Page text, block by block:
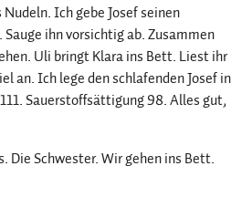
Ich gebe Josef seinen
ihn vorsichtig ab. Zusammen
Uli bringt Klara ins Bett. Liest ihr
an. Ich lege den schlafenden Josef in
Sauerstoffsättigung 98. Alles gut,
Die Schwester. Wir gehen ins Bett.